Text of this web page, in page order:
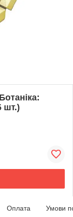
шт.)
Оплата Умови